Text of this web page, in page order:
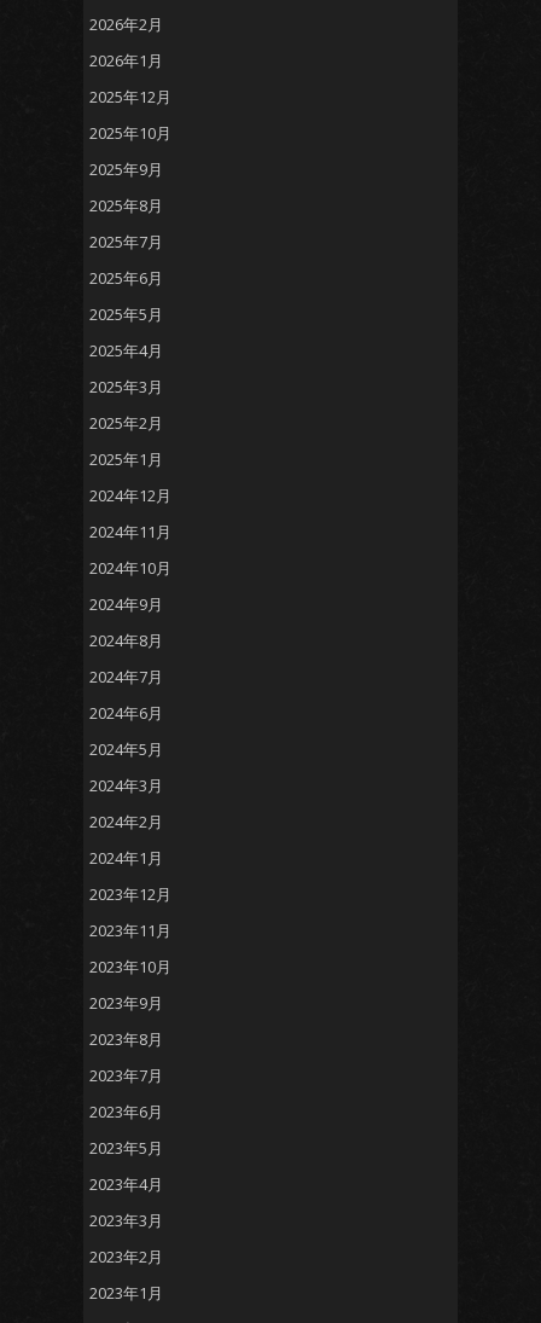
2026年2月
2026年1月
2025年12月
2025年10月
2025年9月
2025年8月
2025年7月
2025年6月
2025年5月
2025年4月
2025年3月
2025年2月
2025年1月
2024年12月
2024年11月
2024年10月
2024年9月
2024年8月
2024年7月
2024年6月
2024年5月
2024年3月
2024年2月
2024年1月
2023年12月
2023年11月
2023年10月
2023年9月
2023年8月
2023年7月
2023年6月
2023年5月
2023年4月
2023年3月
2023年2月
2023年1月